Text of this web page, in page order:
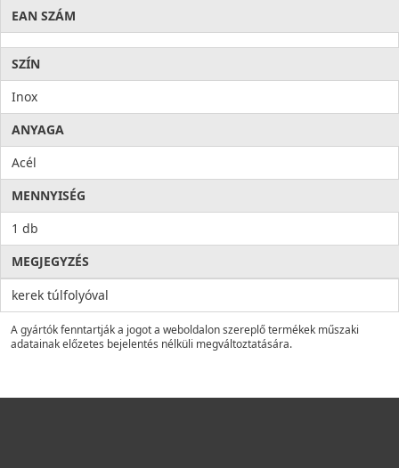
EAN SZÁM
SZÍN
Inox
ANYAGA
Acél
MENNYISÉG
1 db
MEGJEGYZÉS
kerek túlfolyóval
A gyártók fenntartják a jogot a weboldalon szereplő termékek műszaki
adatainak előzetes bejelentés nélküli megváltoztatására.